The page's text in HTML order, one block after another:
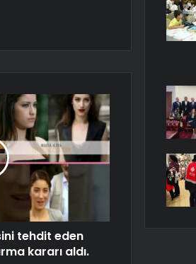
tehdit eden
kararı aldı.